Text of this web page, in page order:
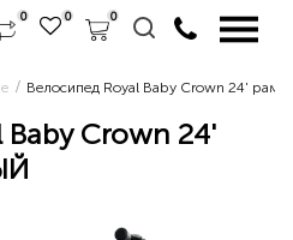
0 0 0
Велосипед Royal Baby Crown 24'
Baby Crown 24'